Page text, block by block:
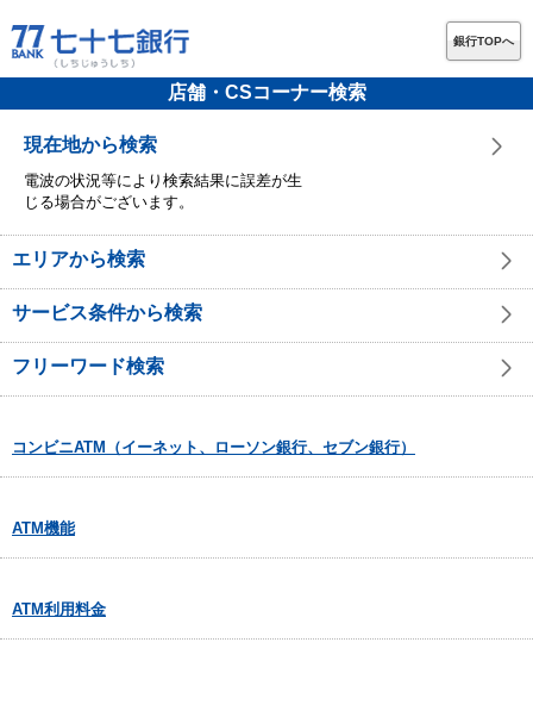
銀行TOPへ
店舗・CSコーナー検索
現在地から検索
電波の状況等により検索結果に誤差が生
じる場合がございます。
エリアから検索
サービス条件から検索
フリーワード検索
コンビニATM（イーネット、ローソン銀行、セブン銀行）
ATM機能
ATM利用料金